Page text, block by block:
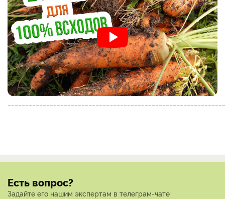
Есть вопрос?
Задайте его нашим экспертам в телеграм-чате